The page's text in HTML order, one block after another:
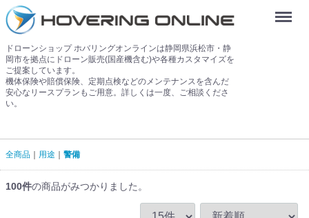
ドローンショップ ホバリングオンラインは静岡県浜松市・静
岡市を拠点にドローン販売(国産機含む)や各種カスタマイズを
ご提案しています。
機体保険や賠償保険、定期点検などのメンテナンスを含んだ
安心なリースプランもご用意。詳しくは一度、ご相談くださ
い。
Menu
全商品 用途 警備
100件の商品がみつかりました。